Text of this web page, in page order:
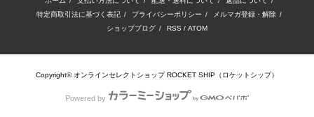
特定商取引法に基づく表記 / プライバシーポリシー / メルマガ登録・解除 /
ショップブログ / RSS / ATOM
Copyright© オンラインセレクトショップ ROCKET SHIP（ロケットシップ）
Powered by